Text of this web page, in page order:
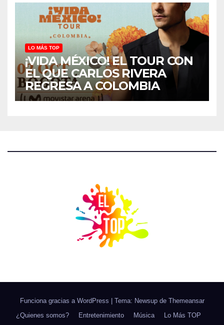
LO MÁS TOP
¡VIDA MÉXICO! EL TOUR CON
EL QUE CARLOS RIVERA
REGRESA A COLOMBIA
Funciona gracias a WordPress Tema: Newsup de Themeansar
¿Quienes somos?
Entretenimiento Música Lo Más TOP